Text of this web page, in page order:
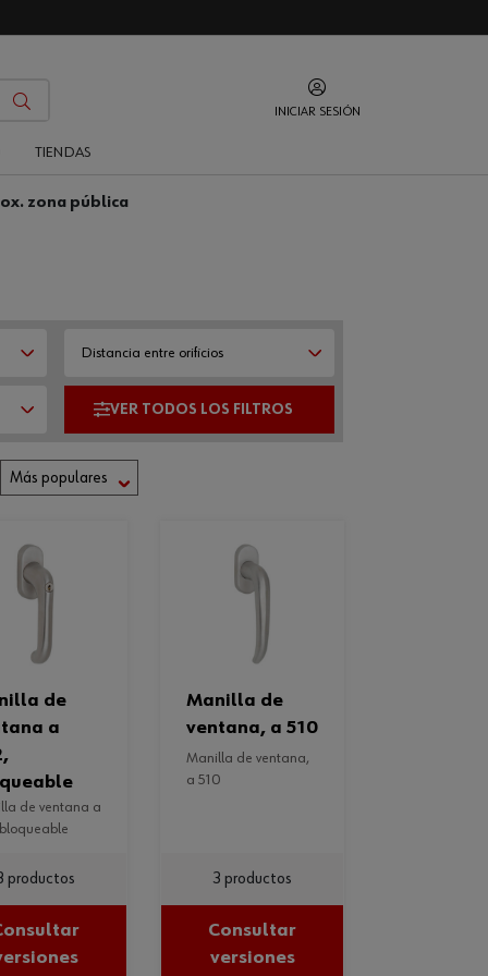
INICIAR SESIÓN
TIENDAS
zona pública
Distancia entre orificios
a
productos
manilla de
ventana, a 510
manilla de ventana,
a 510
3 productos
Consultar
versiones